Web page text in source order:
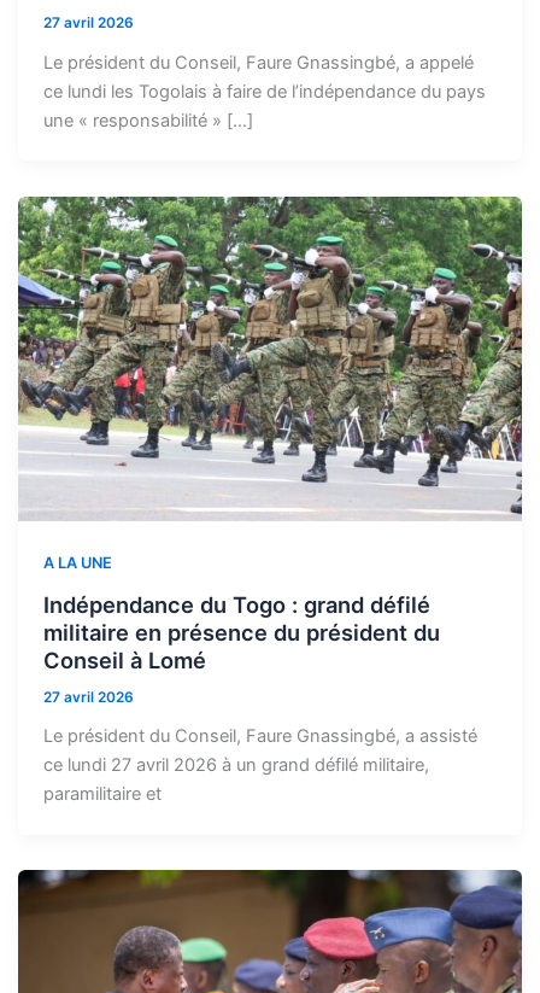
27 avril 2026
Le président du Conseil, Faure Gnassingbé, a appelé
ce lundi les Togolais à faire de l’indépendance du pays
une « responsabilité » […]
A LA UNE
Indépendance du Togo : grand défilé
militaire en présence du président du
Conseil à Lomé
27 avril 2026
Le président du Conseil, Faure Gnassingbé, a assisté
ce lundi 27 avril 2026 à un grand défilé militaire,
paramilitaire et